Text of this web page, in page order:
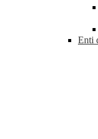
Enti